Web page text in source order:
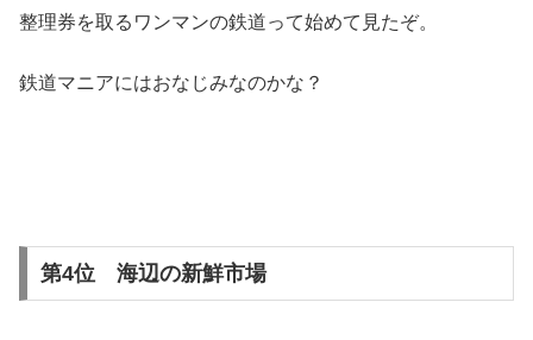
整理券を取るワンマンの鉄道って始めて見たぞ。
鉄道マニアにはおなじみなのかな？
第4位 海辺の新鮮市場